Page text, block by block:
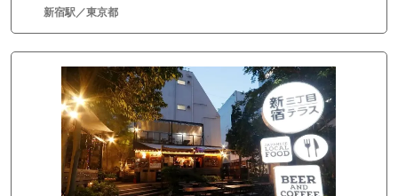
新宿駅／東京都